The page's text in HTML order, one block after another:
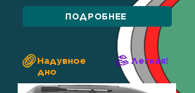
ПОДРОБНЕЕ
Надувное
дно
Легкая!